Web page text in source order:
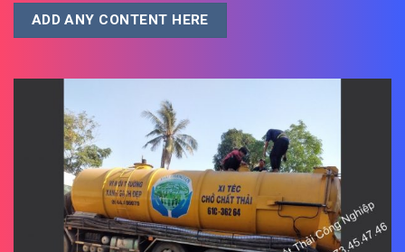
ADD ANY CONTENT HERE